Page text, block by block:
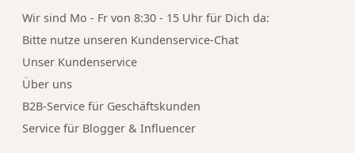
Wir sind Mo - Fr von 8:30 - 15 Uhr für Dich da:
Bitte nutze unseren Kundenservice-Chat
Unser Kundenservice
Über uns
B2B-Service für Geschäftskunden
Service für Blogger & Influencer